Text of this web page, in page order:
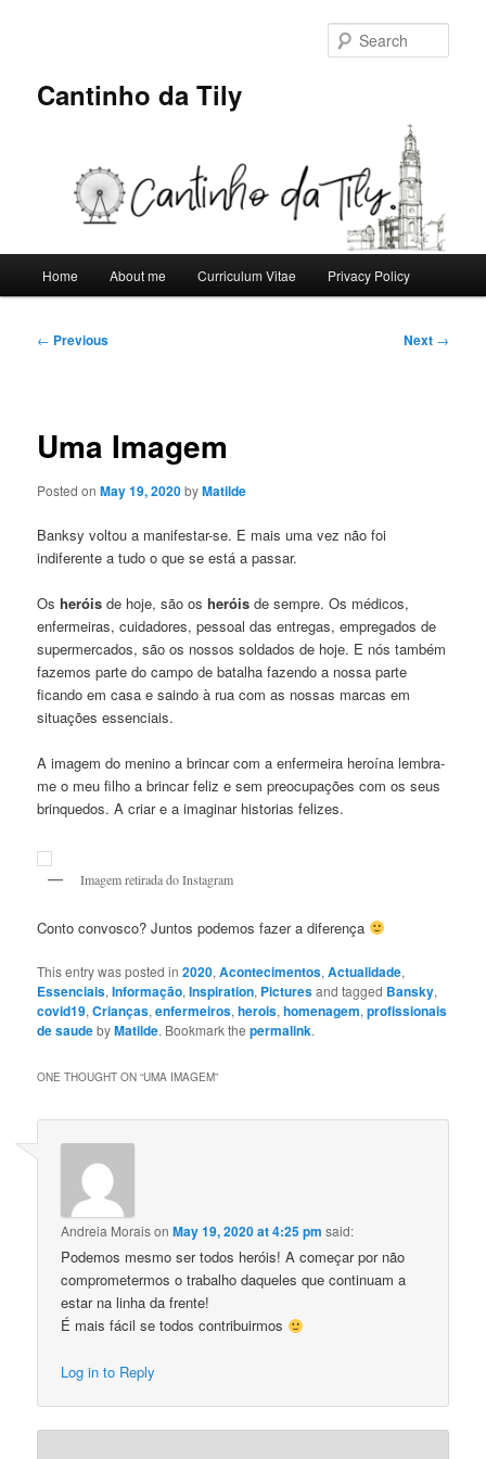
Cantinho da Tily
Home About me Curriculum Vitae Privacy Policy
Post
← Previous Next →
Uma Imagem
Posted onMay 19, 2020byMatilde
Banksy voltou a manifestar-se. E mais uma vez não foi
indiferente a tudo o que se está a passar.
Osheróis de hoje, são osheróis de sempre. Os médicos,
enfermeiras, cuidadores, pessoal das entregas, empregados de
supermercados, são os nossos soldados de hoje. E nós também
fazemos parte do campo de batalha fazendo a nossa parte
ficando em casa e saindo à rua com as nossas marcas em
situações essenciais.
A imagem do menino a brincar com a enfermeira heroína lembra-
me o meu filho a brincar feliz e sem preocupações com os seus
brinquedos. A criar e a imaginar historias felizes.
Imagem retirada do Instagram
Conto convosco? Juntos podemos fazer a diferença
This entry was posted in2020,Acontecimentos,Actualidade,
Essenciais,Informação,Inspiration, Picturesand tagged Bansky,
covid19,Crianças,enfermeiros,herois,homenagem,profissionais
de saudebyMatilde. Bookmark thepermalink.
ONE THOUGHT ON “UMA IMAGEM”
Andreia MoraisonMay 19, 2020 at 4:25 pm said:
Podemos mesmo ser todos heróis! A começar por não
comprometermos o trabalho daqueles que continuam a
estar na linha da frente!
É mais fácil se todos contribuirmos
Log in to Reply